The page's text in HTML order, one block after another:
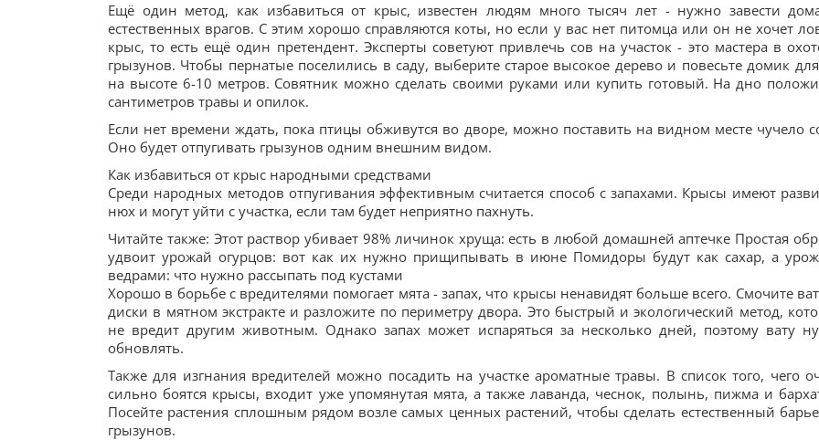
Ещё один метод, как избавиться от крыс, известен людям много тысяч лет - нужно завести
естественных врагов. С этим хорошо справляются коты, но если у вас нет питомца или он не хочет
крыс, то есть ещё один претендент. Эксперты советуют привлечь сов на участок - это мастера в
грызунов. Чтобы пернатые поселились в саду, выберите старое высокое дерево и повесьте домик
на высоте 6-10 метров. Совятник можно сделать своими руками или купить готовый. На дно
сантиметров травы и опилок.
Если нет времени ждать, пока птицы обживутся во дворе, можно поставить на видном месте чучело
Оно будет отпугивать грызунов одним внешним видом.
Как избавиться от крыс народными средствами
Среди народных методов отпугивания эффективным считается способ с запахами. Крысы имеют
нюх и могут уйти с участка, если там будет неприятно пахнуть.
Читайте также: Этот раствор убивает 98% личинок хруща: есть в любой домашней аптечке Простая
удвоит урожай огурцов: вот как их нужно прищипывать в июне Помидоры будут как сахар, а
ведрами: что нужно рассыпать под кустами
Хорошо в борьбе с вредителями помогает мята - запах, что крысы ненавидят больше всего. Смочите
диски в мятном экстракте и разложите по периметру двора. Это быстрый и экологический метод,
не вредит другим животным. Однако запах может испаряться за несколько дней, поэтому вату
обновлять.
Также для изгнания вредителей можно посадить на участке ароматные травы. В список того, чего
сильно боятся крысы, входит уже упомянутая мята, а также лаванда, чеснок, полынь, пижма и
Посейте растения сплошным рядом возле самых ценных растений, чтобы сделать естественный
грызунов.